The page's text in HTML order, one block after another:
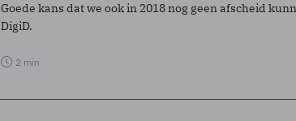
Goede kans dat we ook in 2018 nog geen afscheid
DigiD.
2 min